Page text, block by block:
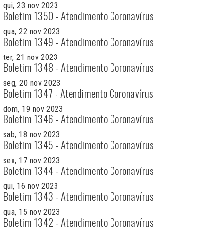
qui, 23 nov 2023
Boletim 1350 - Atendimento Coronavírus
qua, 22 nov 2023
Boletim 1349 - Atendimento Coronavírus
ter, 21 nov 2023
Boletim 1348 - Atendimento Coronavírus
seg, 20 nov 2023
Boletim 1347 - Atendimento Coronavírus
dom, 19 nov 2023
Boletim 1346 - Atendimento Coronavírus
sab, 18 nov 2023
Boletim 1345 - Atendimento Coronavírus
sex, 17 nov 2023
Boletim 1344 - Atendimento Coronavírus
qui, 16 nov 2023
Boletim 1343 - Atendimento Coronavírus
qua, 15 nov 2023
Boletim 1342 - Atendimento Coronavírus